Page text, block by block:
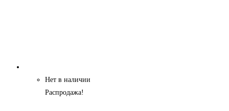
Нет в наличии
Распродажа!